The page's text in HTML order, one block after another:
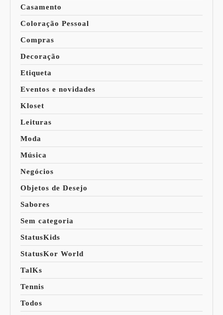
Casamento
Coloração Pessoal
Compras
Decoração
Etiqueta
Eventos e novidades
Kloset
Leituras
Moda
Música
Negócios
Objetos de Desejo
Sabores
Sem categoria
StatusKids
StatusKor World
TalKs
Tennis
Todos